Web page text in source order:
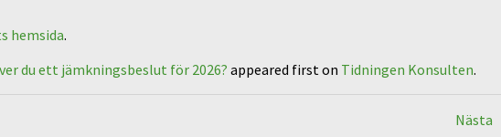
hemsida.
du ett jämkningsbeslut för 2026? appeared first on Tidningen Konsulten.
Nästa